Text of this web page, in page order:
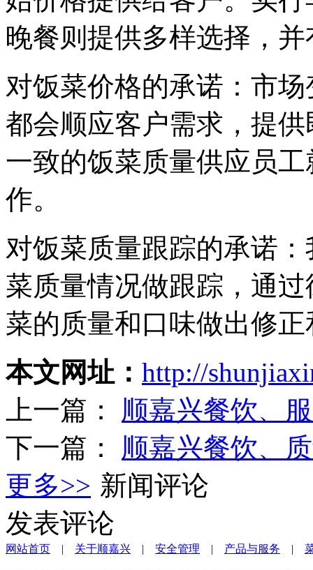
晚餐则提供多样选择，
对饭菜价格的承诺：市
都会顺应客户需求，提
一致的饭菜质量供应员
作。
对饭菜质量跟踪的承诺
菜质量情况做跟踪，通
菜的质量和口味做出修
本文网址： http://
上一篇： 顺嘉兴餐饮、
下一篇： 顺嘉兴餐饮、
更多>> 新闻评论
发表评论
网站首页 | 关于顺嘉兴 | 安全管理 | 产品与服务 |